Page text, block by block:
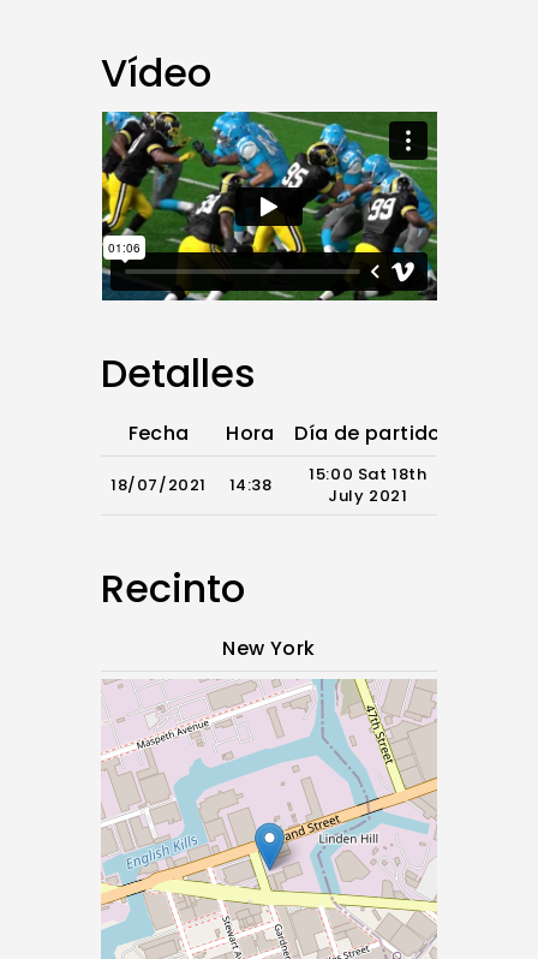
Vídeo
Detalles
Fecha Hora Día de partido
18/07/2021 14:38
15:00 Sat 18th
July 2021
Recinto
New York